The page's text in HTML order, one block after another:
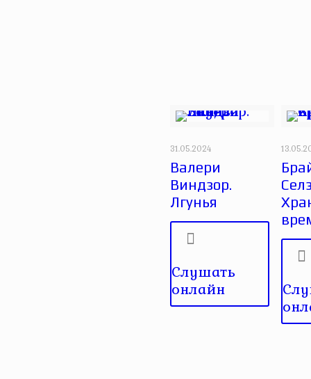
31.05.2024
Валери
Виндзор.
Лгунья
Слушать
онлайн